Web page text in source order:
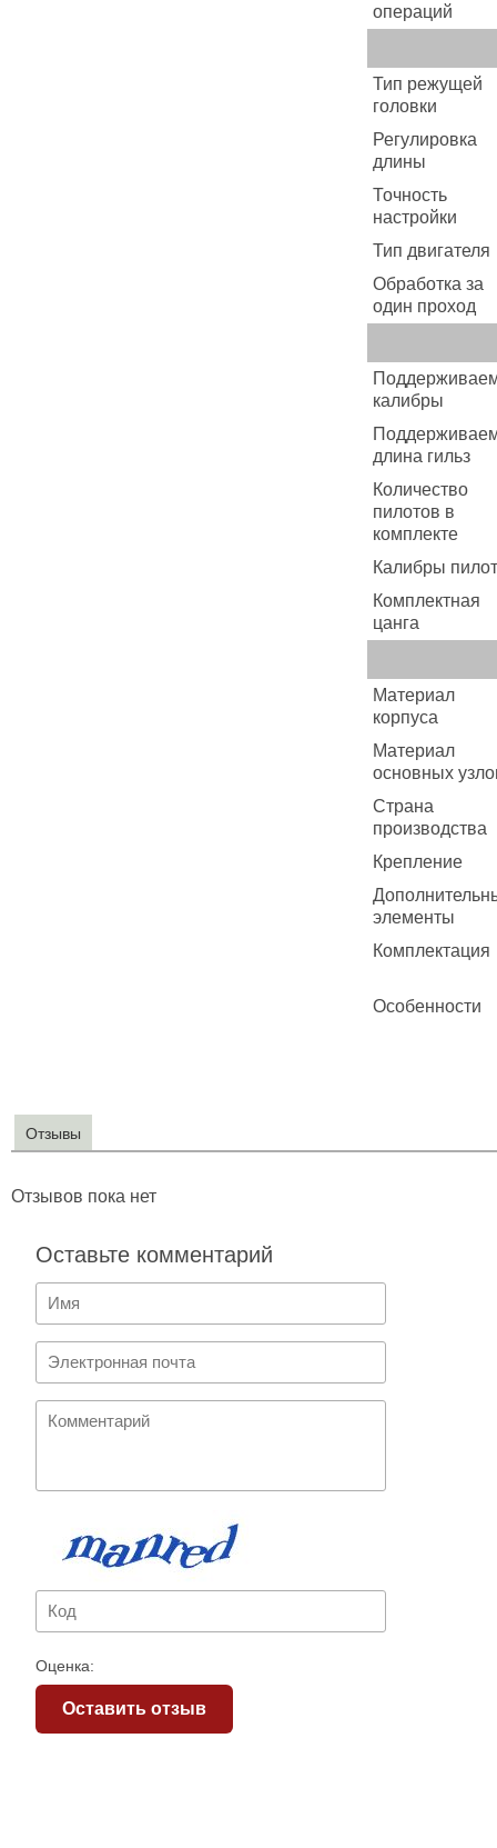
операций
Тип режущей
головки
Регулировка
длины
Точность
настройки
Тип двигателя
Обработка за
один проход
калибры
длина гильз
Количество
пилотов в
комплекте
Калибры
Комплектная
цанга
Материал
корпуса
Материал
основных
Страна
производства
Крепление
элементы
Комплектация
Особенности
Отзывы
Отзывов пока нет
Оставьте комментарий
Оценка:
Оставить отзыв